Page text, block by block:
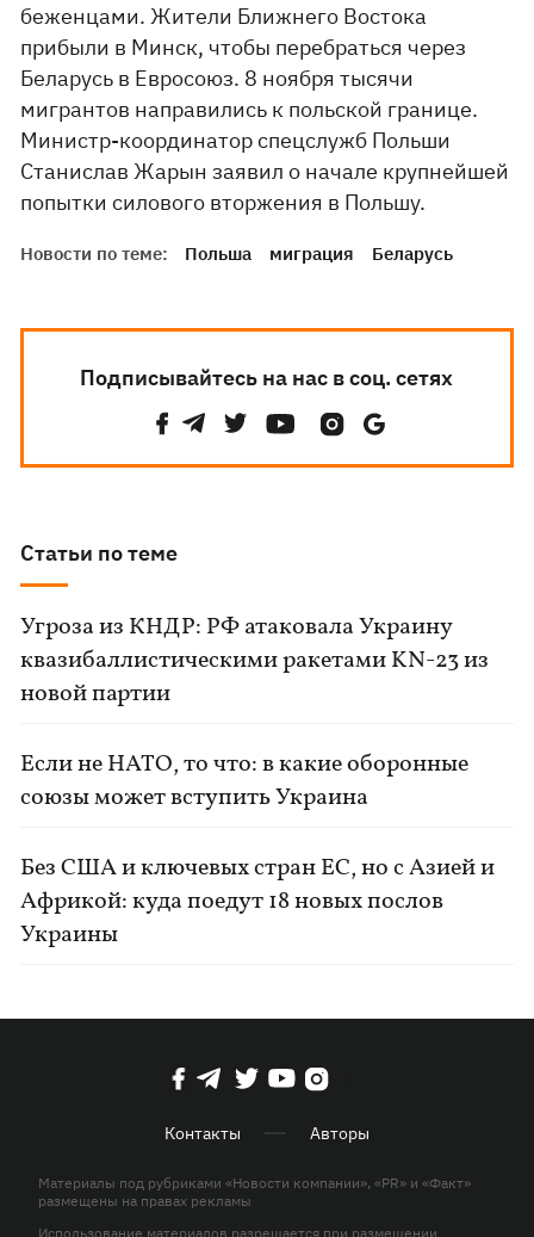
беженцами. Жители Ближнего Востока
прибыли в Минск, чтобы перебраться через
Беларусь в Евросоюз. 8 ноября тысячи
мигрантов направились к польской границе.
Министр-координатор спецслужб Польши
Станислав Жарын заявил о начале крупнейшей
попытки силового вторжения в Польшу.
Новости по теме: Польша миграция Беларусь
Подписывайтесь на нас в соц. сетях
Статьи по теме
Угроза из КНДР: РФ атаковала Украину
квазибаллистическими ракетами KN-23 из
новой партии
Если не НАТО, то что: в какие оборонные
союзы может вступить Украина
Без США и ключевых стран ЕС, но с Азией и
Африкой: куда поедут 18 новых послов
Украины
Контакты Авторы
Материалы под рубриками «Новости компании», «PR» и «Факт»
размещены на правах рекламы
Использование материалов разрешается при размещении